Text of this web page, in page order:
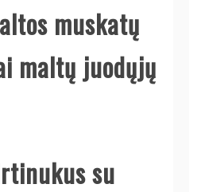
muskatų
maltų juodųjų
su